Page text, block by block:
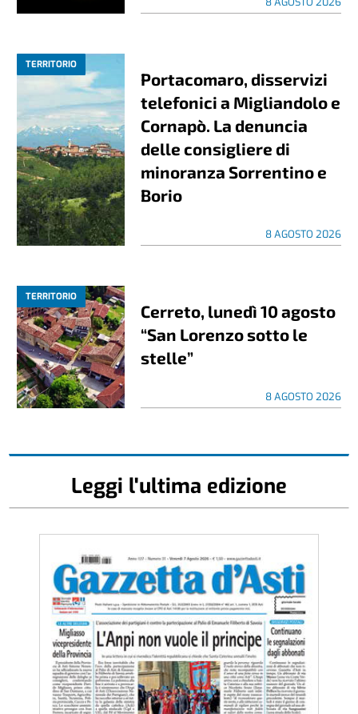
TERRITORIO
Portacomaro, disservizi
telefonici a Migliandolo e
Cornapò. La denuncia
delle consigliere di
minoranza Sorrentino e
Borio
8 AGOSTO 2026
TERRITORIO
Cerreto, lunedì 10 agosto
“San Lorenzo sotto le
stelle”
8 AGOSTO 2026
Leggi l'ultima edizione